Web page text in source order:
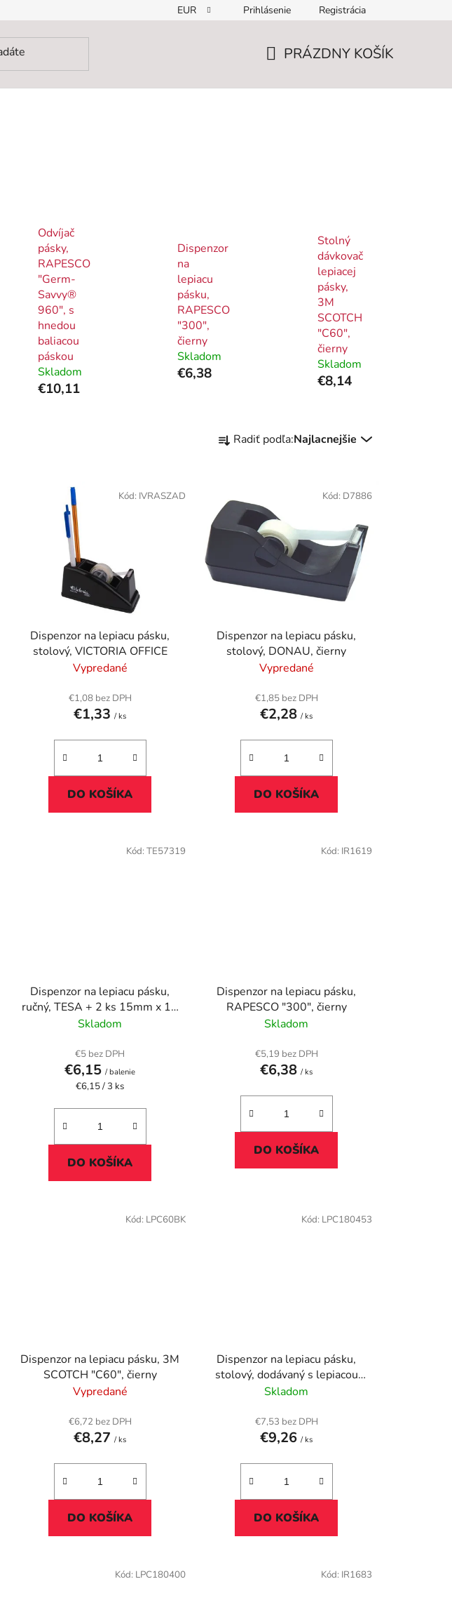
EUR Prihlásenie Registrácia
PRÁZDNY KOŠÍK
Odvíjač
pásky,
RAPESCO
"Germ-
Savvy®
960", s
hnedou
baliacou
páskou
Skladom
€10,11
Dispenzor
na
lepiacu
pásku,
RAPESCO
"300",
čierny
Skladom
€6,38
Stolný
dávkovač
lepiacej
pásky,
3M
SCOTCH
"C60",
čierny
Skladom
€8,14
a
n
i
r
u
Radiť podľa:Najlacnejšie
Dispenzor na lepiacu pásku,
stolový, VICTORIA OFFICE
Vypredané
€1,08 bez DPH
€1,33/ ks
DO KOŠÍKA
Kód: IVRASZAD
Dispenzor na lepiacu pásku,
stolový, DONAU, čierny
Vypredané
€1,85 bez DPH
€2,28/ ks
DO KOŠÍKA
Kód: D7886
Dispenzor na lepiacu pásku,
ručný, TESA + 2 ks 15mm x 10
m lepiacej pásky
Skladom
€5 bez DPH
€6,15/ balenie
Jednotková
€6,15 / 3 ks
DO KOŠÍKA
Kód: TE57319
Dispenzor na lepiacu pásku,
RAPESCO "300", čierny
Skladom
€5,19 bez DPH
€6,38/ ks
DO KOŠÍKA
Kód: IR1619
Dispenzor na lepiacu pásku, 3M
SCOTCH "C60", čierny
Vypredané
€6,72 bez DPH
€8,27/ ks
DO KOŠÍKA
Kód: LPC60BK
Dispenzor na lepiacu pásku,
stolový, dodávaný s lepiacou
páskou, 3M SCOTCH "C18",
Skladom
€7,53 bez DPH
€9,26/ ks
DO KOŠÍKA
Kód: LPC180453
Kód: LPC180400 Kód: IR1683